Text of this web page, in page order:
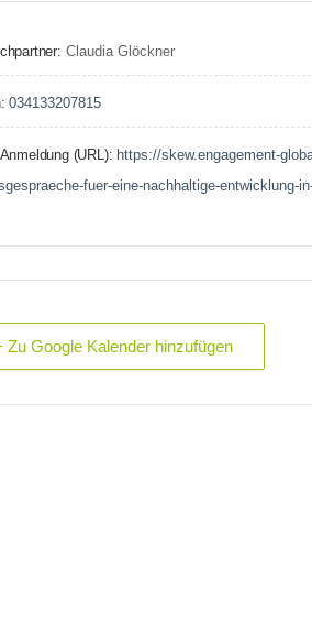
Claudia Glöckner
034133207815
(URL): https://skew.engagement-
fuer-eine-nachhaltige-entwicklung-
Zu Google Kalender hinzufügen